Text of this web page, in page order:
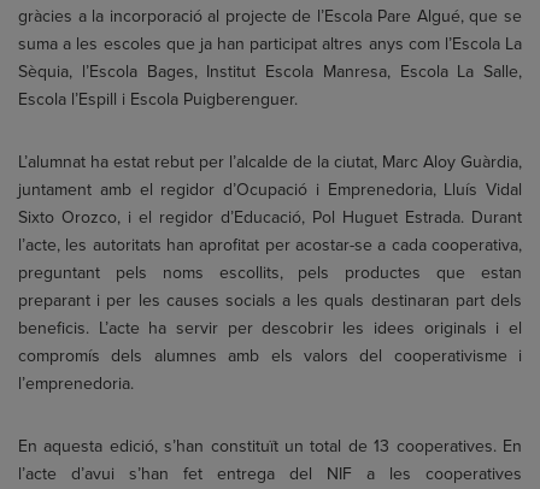
gràcies a la incorporació al projecte de l’Escola Pare Algué, que se
suma a les escoles que ja han participat altres anys com l’Escola La
Sèquia, l’Escola Bages, Institut Escola Manresa, Escola La Salle,
Escola l’Espill i Escola Puigberenguer.
L’alumnat ha estat rebut per l’alcalde de la ciutat, Marc Aloy Guàrdia,
juntament amb el regidor d’Ocupació i Emprenedoria, Lluís Vidal
Sixto Orozco, i el regidor d’Educació, Pol Huguet Estrada. Durant
l’acte, les autoritats han aprofitat per acostar-se a cada cooperativa,
preguntant pels noms escollits, pels productes que estan
preparant i per les causes socials a les quals destinaran part dels
beneficis. L’acte ha servir per descobrir les idees originals i el
compromís dels alumnes amb els valors del cooperativisme i
l’emprenedoria.
En aquesta edició, s’han constituït un total de 13 cooperatives. En
l’acte d’avui s’han fet entrega del NIF a les cooperatives